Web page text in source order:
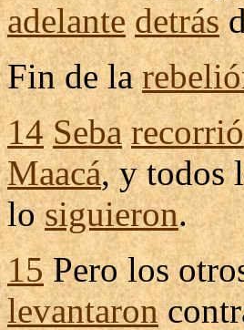
adelante detrás
Fin de la
14 Seba recorrió
Maacá, y todos
losiguieron.
15Pero los
levantaron